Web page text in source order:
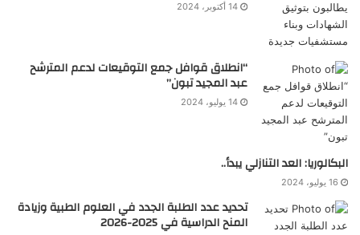
14 أكتوبر، 2024
“انطلاق قوافل جمع التوقيعات لدعم المترشح
عبد المجيد تبون”
14 يوليو، 2024
البكالوريا: العد التنازلي يبدأ..
16 يوليو، 2024
تحديد عدد الطلبة الجدد في العلوم الطبية وزيادة
المنح الدراسية في 2025-2026